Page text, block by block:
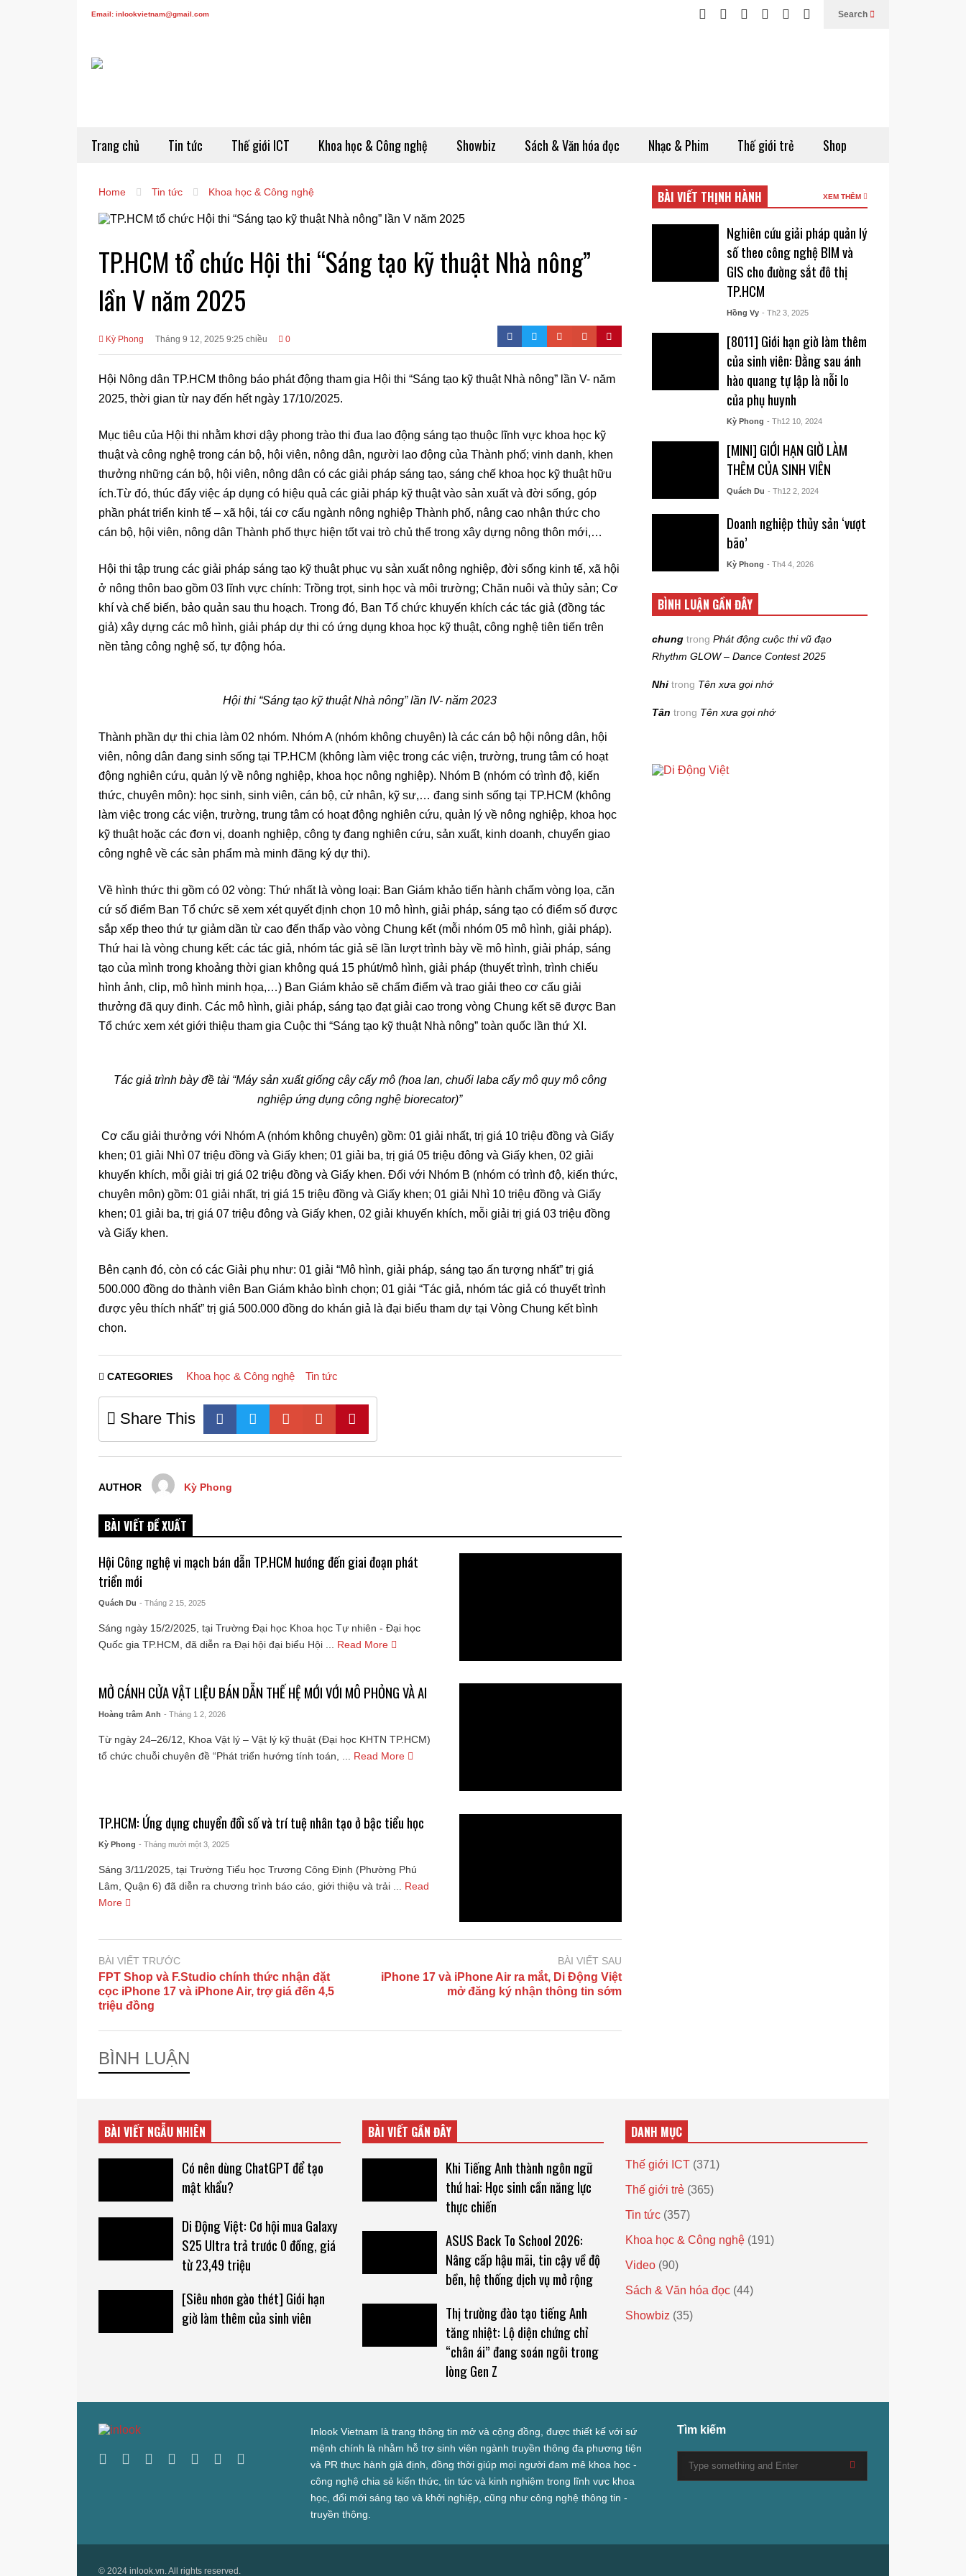
Email: inlookvietnam@gmail.com Search
Trang chủ Tin tức Thế giới ICT Khoa học & Công nghệ Showbiz Sách & Văn hóa đọc Nhạc & Phim Thế giới trẻ Shop
Home Tin tức Khoa học & Công nghệ
TP.HCM tổ chức Hội thi “Sáng tạo kỹ thuật Nhà nông”
lần V năm 2025
Kỳ Phong Tháng 9 12, 2025 9:25 chiều 0
Hội Nông dân TP.HCM thông báo phát động tham gia Hội thi “Sáng tạo kỹ thuật Nhà nông” lần V- năm
2025, thời gian từ nay đến hết ngày 17/10/2025.
Mục tiêu của Hội thi nhằm khơi dậy phong trào thi đua lao động sáng tạo thuộc lĩnh vực khoa học kỹ
thuật và công nghệ trong cán bộ, hội viên, nông dân, người lao động của Thành phố; vinh danh, khen
thưởng những cán bộ, hội viên, nông dân có các giải pháp sáng tạo, sáng chế khoa học kỹ thuật hữu
ích.Từ đó, thúc đẩy việc áp dụng có hiệu quả các giải pháp kỹ thuật vào sản xuất và đời sống, góp
phần phát triển kinh tế – xã hội, tái cơ cấu ngành nông nghiệp Thành phố, nâng cao nhận thức cho
cán bộ, hội viên, nông dân Thành phố thực hiện tốt vai trò chủ thể trong xây dựng nông thôn mới,…
Hội thi tập trung các giải pháp sáng tạo kỹ thuật phục vụ sản xuất nông nghiệp, đời sống kinh tế, xã hội
ở nông thôn bao gồm 03 lĩnh vực chính: Trồng trọt, sinh học và môi trường; Chăn nuôi và thủy sản; Cơ
khí và chế biến, bảo quản sau thu hoạch. Trong đó, Ban Tổ chức khuyến khích các tác giả (đồng tác
giả) xây dựng các mô hình, giải pháp dự thi có ứng dụng khoa học kỹ thuật, công nghệ tiên tiến trên
nền tảng công nghệ số, tự động hóa.
Hội thi “Sáng tạo kỹ thuật Nhà nông” lần IV- năm 2023
Thành phần dự thi chia làm 02 nhóm. Nhóm A (nhóm không chuyên) là các cán bộ hội nông dân, hội
viên, nông dân đang sinh sống tại TP.HCM (không làm việc trong các viện, trường, trung tâm có hoạt
động nghiên cứu, quản lý về nông nghiệp, khoa học nông nghiệp). Nhóm B (nhóm có trình độ, kiến
thức, chuyên môn): học sinh, sinh viên, cán bộ, cử nhân, kỹ sư,… đang sinh sống tại TP.HCM (không
làm việc trong các viện, trường, trung tâm có hoạt động nghiên cứu, quản lý về nông nghiệp, khoa học
kỹ thuật hoặc các đơn vị, doanh nghiệp, công ty đang nghiên cứu, sản xuất, kinh doanh, chuyển giao
công nghê về các sản phẩm mà minh đăng ký dự thi).
Về hình thức thi gồm có 02 vòng: Thứ nhất là vòng loại: Ban Giám khảo tiến hành chấm vòng lọa, căn
cứ số điểm Ban Tổ chức sẽ xem xét quyết định chọn 10 mô hình, giải pháp, sáng tạo có điểm số được
sắp xếp theo thứ tự giảm dần từ cao đến thấp vào vòng Chung kết (mỗi nhóm 05 mô hình, giải pháp).
Thứ hai là vòng chung kết: các tác giả, nhóm tác giả sẽ lần lượt trình bày về mô hình, giải pháp, sáng
tạo của mình trong khoảng thời gian không quá 15 phút/mô hình, giải pháp (thuyết trình, trình chiếu
hình ảnh, clip, mô hình minh họa,…) Ban Giám khảo sẽ chấm điểm và trao giải theo cơ cấu giải
thưởng đã quy đinh. Các mô hình, giải pháp, sáng tạo đạt giải cao trong vòng Chung kết sẽ được Ban
Tổ chức xem xét giới thiệu tham gia Cuộc thi “Sáng tạo kỹ thuật Nhà nông” toàn quốc lần thứ XI.
Tác giả trình bày đề tài “Máy sản xuất giống cây cấy mô (hoa lan, chuối laba cấy mô quy mô công
nghiệp ứng dụng công nghệ biorecator)”
Cơ cấu giải thưởng với Nhóm A (nhóm không chuyên) gồm: 01 giải nhất, trị giá 10 triệu đồng và Giấy
khen; 01 giải Nhì 07 triệu đồng và Giấy khen; 01 giải ba, trị giá 05 triệu đông và Giấy khen, 02 giải
khuyến khích, mỗi giải trị giá 02 triệu đồng và Giấy khen. Đối với Nhóm B (nhóm có trình độ, kiến thức,
chuyên môn) gồm: 01 giải nhất, trị giá 15 triệu đồng và Giấy khen; 01 giải Nhì 10 triệu đồng và Giấy
khen; 01 giải ba, trị giá 07 triệu đông và Giấy khen, 02 giải khuyến khích, mỗi giải trị giá 03 triệu đồng
và Giấy khen.
Bên cạnh đó, còn có các Giải phụ như: 01 giải “Mô hình, giải pháp, sáng tạo ấn tượng nhất” trị giá
500.000 đồng do thành viên Ban Giám khảo bình chọn; 01 giải “Tác giả, nhóm tác giả có thuyết trình
được yêu thích nhất” trị giá 500.000 đồng do khán giả là đại biểu tham dự tại Vòng Chung kết bình
chọn.
CATEGORIES Khoa học & Công nghệ Tin tức
Share This
AUTHOR Kỳ Phong
BÀI VIẾT ĐỀ XUẤT
Hội Công nghệ vi mạch bán dẫn TP.HCM hướng đến giai đoạn phát
triển mới
Quách Du - Tháng 2 15, 2025
Sáng ngày 15/2/2025, tại Trường Đại học Khoa học Tự nhiên - Đại học
Quốc gia TP.HCM, đã diễn ra Đại hội đại biểu Hội ...
Read More
MỞ CÁNH CỬA VẬT LIỆU BÁN DẪN THẾ HỆ MỚI VỚI MÔ PHỎNG VÀ AI
Hoàng trâm Anh - Tháng 1 2, 2026
Từ ngày 24–26/12, Khoa Vật lý – Vật lý kỹ thuật (Đại học KHTN TP.HCM)
tổ chức chuỗi chuyên đề “Phát triển hướng tính toán, ...
Read More
TP.HCM: Ứng dụng chuyển đổi số và trí tuệ nhân tạo ở bậc tiểu học
Kỳ Phong - Tháng mười một 3, 2025
Sáng 3/11/2025, tại Trường Tiểu học Trương Công Định (Phường Phú
Lâm, Quận 6) đã diễn ra chương trình báo cáo, giới thiệu và trải ... Read
More
BÀI VIẾT TRƯỚC
FPT Shop và F.Studio chính thức nhận đặt
cọc iPhone 17 và iPhone Air, trợ giá đến 4,5
triệu đồng
BÀI VIẾT SAU
iPhone 17 và iPhone Air ra mắt, Di Động Việt
mở đăng ký nhận thông tin sớm
BÌNH LUẬN
BÀI VIẾT THỊNH HÀNH XEM THÊM
Nghiên cứu giải pháp quản lý
số theo công nghệ BIM và
GIS cho đường sắt đô thị
TP.HCM
Hồng Vy - Th2 3, 2025
[8011] Giới hạn giờ làm thêm
của sinh viên: Đằng sau ánh
hào quang tự lập là nỗi lo
của phụ huynh
Kỳ Phong - Th12 10, 2024
[MINI] GIỚI HẠN GIỜ LÀM
THÊM CỦA SINH VIÊN
Quách Du - Th12 2, 2024
Doanh nghiệp thủy sản ‘vượt
bão’
Kỳ Phong - Th4 4, 2026
BÌNH LUẬN GẦN ĐÂY
chung trongPhát động cuộc thi vũ đạo
Rhythm GLOW – Dance Contest 2025
Nhi trong Tên xưa gọi nhớ
Tân trong Tên xưa gọi nhớ
BÀI VIẾT NGẪU NHIÊN
Có nên dùng ChatGPT để tạo
mật khẩu?
Di Động Việt: Cơ hội mua Galaxy
S25 Ultra trả trước 0 đồng, giá
từ 23,49 triệu
[Siêu nhơn gào thét] Giới hạn
giờ làm thêm của sinh viên
BÀI VIẾT GẦN ĐÂY
Khi Tiếng Anh thành ngôn ngữ
thứ hai: Học sinh cần năng lực
thực chiến
ASUS Back To School 2026:
Nâng cấp hậu mãi, tin cậy về độ
bền, hệ thống dịch vụ mở rộng
Thị trường đào tạo tiếng Anh
tăng nhiệt: Lộ diện chứng chỉ
“chân ái” đang soán ngôi trong
lòng Gen Z
DANH MỤC
Thế giới ICT (371)
Thế giới trẻ (365)
Tin tức (357)
Khoa học & Công nghệ (191)
Video (90)
Sách & Văn hóa đọc (44)
Showbiz (35)
Inlook Vietnam là trang thông tin mở và cộng đồng, được thiết kế với sứ
mệnh chính là nhằm hỗ trợ sinh viên ngành truyền thông đa phương tiện
và PR thực hành giả định, đồng thời giúp mọi người đam mê khoa học -
công nghệ chia sẻ kiến thức, tin tức và kinh nghiệm trong lĩnh vực khoa
học, đổi mới sáng tạo và khởi nghiệp, cũng như công nghệ thông tin -
truyền thông.
Tìm kiếm
© 2024 inlook.vn. All rights reserved.